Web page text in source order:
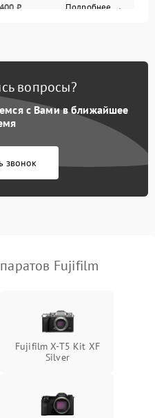
400 ₽ Подробнее →
вопросы?
с Вами в ближайшее
звонок
Fujifilm
Fujifilm X-T5 Kit XF
Silver